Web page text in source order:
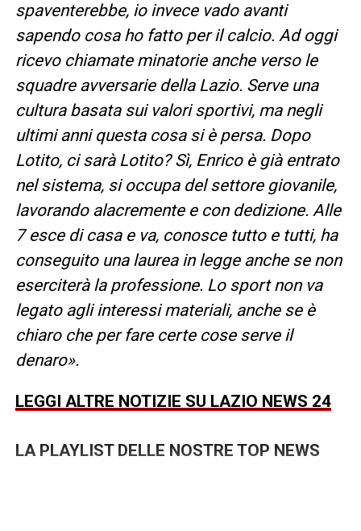
spaventerebbe, io invece vado avanti
sapendo cosa ho fatto per il calcio. Ad oggi
ricevo chiamate minatorie anche verso le
squadre avversarie della Lazio. Serve una
cultura basata sui valori sportivi, ma negli
ultimi anni questa cosa si è persa. Dopo
Lotito, ci sarà Lotito? Sì, Enrico è già entrato
nel sistema, si occupa del settore giovanile,
lavorando alacremente e con dedizione. Alle
7 esce di casa e va, conosce tutto e tutti, ha
conseguito una laurea in legge anche se non
eserciterà la professione. Lo sport non va
legato agli interessi materiali, anche se è
chiaro che per fare certe cose serve il
denaro».
LEGGI ALTRE NOTIZIE SU LAZIO NEWS 24
LA PLAYLIST DELLE NOSTRE TOP NEWS